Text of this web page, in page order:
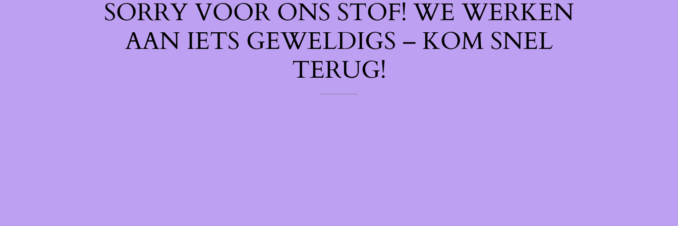
SORRY VOOR ONS STOF! WE WERKEN
AAN IETS GEWELDIGS – KOM SNEL
TERUG!